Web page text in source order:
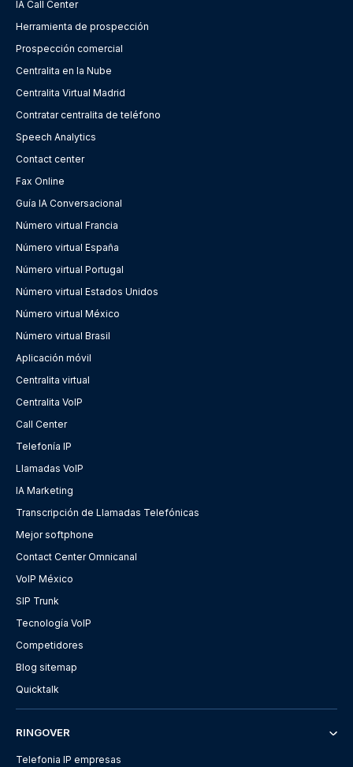
IA Call Center
Herramienta de prospección
Prospección comercial
Centralita en la Nube
Centralita Virtual Madrid
Contratar centralita de teléfono
Speech Analytics
Contact center
Fax Online
Guía IA Conversacional
Número virtual Francia
Número virtual España
Número virtual Portugal
Número virtual Estados Unidos
Número virtual México
Número virtual Brasil
Aplicación móvil
Centralita virtual
Centralita VoIP
Call Center
Telefonía IP
Llamadas VoIP
IA Marketing
Transcripción de Llamadas Telefónicas
Mejor softphone
Contact Center Omnicanal
VoIP México
SIP Trunk
Tecnología VoIP
Competidores
Blog sitemap
Quicktalk
RINGOVER
Telefonia IP empresas